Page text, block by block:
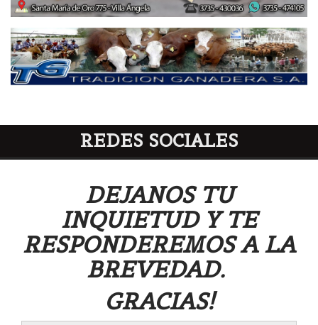
REDES SOCIALES
DEJANOS TU
INQUIETUD Y TE
RESPONDEREMOS A LA
BREVEDAD.
GRACIAS!